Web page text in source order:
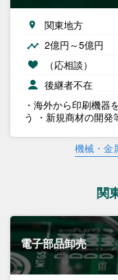
関東地方
2億円～5億円
（応相談）
後継者不在
・海外から印刷機器
う ・新規商材の開
機械・金
関
電子部品卸売